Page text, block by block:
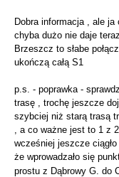
Dobra informacja , ale
chyba dużo nie daje
Brzeszcz to słabe
ukończą całą S1
p.s. - poprawka -
trasę , trochę jeszcze
szybciej niż starą trasą
, a co ważne jest to 1 z
wcześniej jeszcze
że wprowadzało się
prostu z Dąbrowy G. do